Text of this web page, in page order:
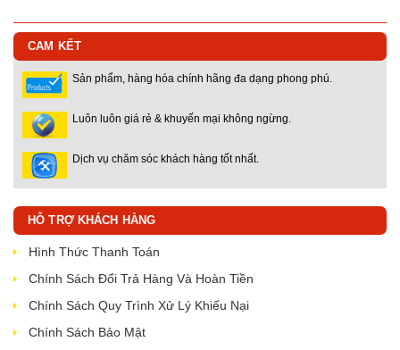
CAM KẾT
Sản phẩm, hàng hóa chính hãng đa dạng phong phú.
Luôn luôn giá rẻ & khuyến mại không ngừng.
Dịch vụ chăm sóc khách hàng tốt nhất.
HỖ TRỢ KHÁCH HÀNG
Hình Thức Thanh Toán
Chính Sách Đổi Trả Hàng Và Hoàn Tiền
Chính Sách Quy Trình Xử Lý Khiếu Nại
Chính Sách Bảo Mật